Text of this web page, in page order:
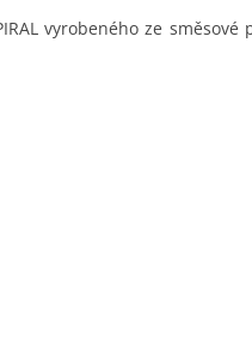
vyrobeného ze směsové